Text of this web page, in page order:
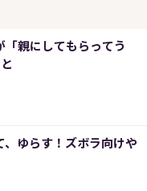
親にしてもらってう
ゆらす！ズボラ向けや